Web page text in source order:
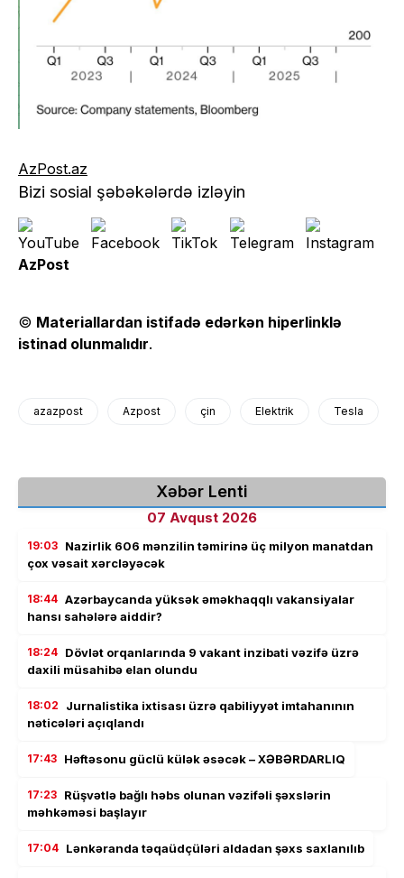
AzPost.az
Bizi sosial şəbəkələrdə izləyin
AzPost
© Materiallardan istifadə edərkən hiperlinklə
istinad olunmalıdır.
azazpost Azpost çin Elektrik Tesla
Xəbər Lenti
07 Avqust 2026
19:03 Nazirlik 606 mənzilin təmirinə üç milyon manatdan
çox vəsait xərcləyəcək
18:44 Azərbaycanda yüksək əməkhaqqlı vakansiyalar
hansı sahələrə aiddir?
18:24 Dövlət orqanlarında 9 vakant inzibati vəzifə üzrə
daxili müsahibə elan olundu
18:02
Jurnalistika ixtisası üzrə qabiliyyət imtahanının
nəticələri açıqlandı
17:43 Həftəsonu güclü külək əsəcək – XƏBƏRDARLIQ
17:23 Rüşvətlə bağlı həbs olunan vəzifəli şəxslərin
məhkəməsi başlayır
17:04 Lənkəranda təqaüdçüləri aldadan şəxs saxlanılıb